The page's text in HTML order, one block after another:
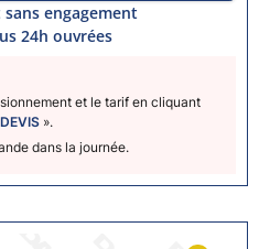
et le tarif en cliquant
».
dans la journée.
engagement
24h ouvrées